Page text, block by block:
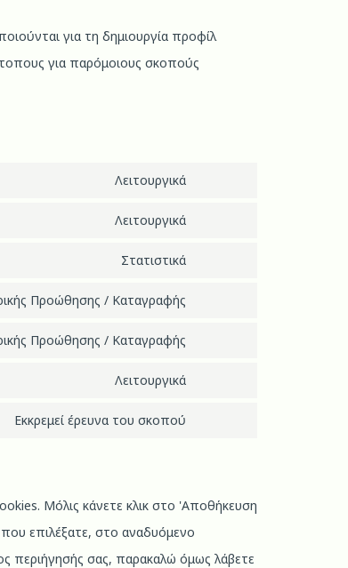
για τη δημιουργία προφίλ
για παρόμοιους σκοπούς
Λειτουργικά
Λειτουργικά
Στατιστικά
Προώθησης / Καταγραφής
Προώθησης / Καταγραφής
Λειτουργικά
Εκκρεμεί έρευνα του σκοπού
Μόλις κάνετε κλικ στο 'Αποθήκευση
επιλέξατε, στο αναδυόμενο
περιήγησής σας, παρακαλώ όμως λάβετε